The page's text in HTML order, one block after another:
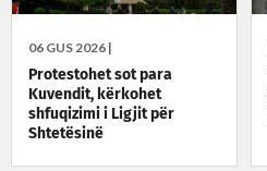
06 GUS 2026 |
Protestohet sot para
Kuvendit, kërkohet
shfuqizimi i Ligjit për
Shtetësinë